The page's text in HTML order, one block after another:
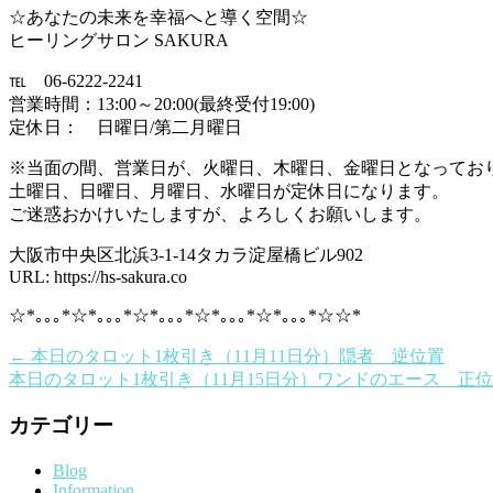
☆あなたの未来を幸福へと導く空間☆
ヒーリングサロン SAKURA
℡ 06-6222-2241
営業時間：13:00～20:00(最終受付19:00)
定休日： 日曜日/第二月曜日
※当面の間、営業日が、火曜日、木曜日、金曜日となってお
土曜日、日曜日、月曜日、水曜日が定休日になります。
ご迷惑おかけいたしますが、よろしくお願いします。
大阪市中央区北浜3-1-14タカラ淀屋橋ビル902
URL: https://hs-sakura.co
☆*｡｡｡*☆*｡｡｡*☆*｡｡｡*☆*｡｡｡*☆*｡｡｡*☆☆*
← 本日のタロット1枚引き（11月11日分）隠者 逆位置
本日のタロット1枚引き（11月15日分）ワンドのエース 正
カテゴリー
Blog